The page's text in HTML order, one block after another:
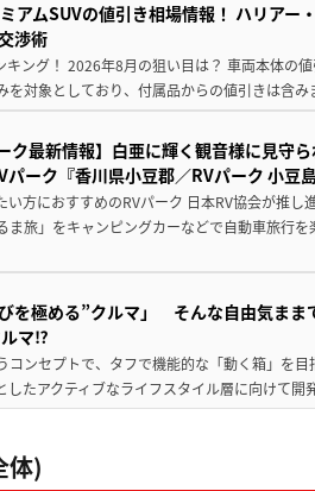
アムSUVの値引き相場情報！ ハリアー
渉術
キング！ 2026年8月の狙い目は？ 車両本体の
を対象としており、付属品からの値引きは含
ク最新情報】白亜に輝く観音様に見守
ーク『香川県小豆郡／RVパーク 小豆島
方におすすめのRVパーク 日本RV協会が推し
ま旅」をキャンピングカーなどで自動車旅行を
を極める”クルマ」 そんな自由気まま
ルマ⁉︎
コンセプトで、タフで機能的な「動く箱」を目
したアクティブなライフスタイル層に向けて
体)